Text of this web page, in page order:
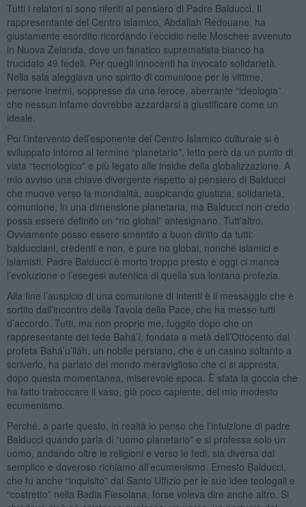
Tutti i relatori si sono riferiti al pensiero di Padre Balducci. Il
rappresentante del Centro islamico, Abdallah Redouane, ha
giustamente esordito ricordando l’eccidio nelle Moschee avvenuto
in Nuova Zelanda, dove un fanatico suprematista bianco ha
trucidato 49 fedeli. Per quegli innocenti ha invocato solidarietà.
Nella sala aleggiava uno spirito di comunione per le vittime,
persone inermi, soppresse da una feroce, aberrante “ideologia”
che nessun infame dovrebbe azzardarsi a giustificare come un
ideale.
Poi l’intervento dell’esponente del Centro Islamico culturale si è
sviluppato intorno al termine “planetario”, letto però da un punto di
vista “tecnologico” e più legato alle insidie della globalizzazione. A
mio avviso una chiave divergente rispetto al pensiero di Balducci
che muove verso la mondialità, auspicando giustizia, solidarietà,
comunione, in una dimensione planetaria, ma Balducci non credo
possa essere definito un “no global” antesignano. Tutt’altro.
Ovviamente posso essere smentito a buon diritto da tutti:
balducciani, credenti e non, e pure no global, nonché islamici e
islamisti. Padre Balducci è morto troppo presto e oggi ci manca
l’evoluzione o l’esegesi autentica di quella sua lontana profezia.
Alla fine l’auspicio di una comunione di intenti è il messaggio che è
sortito dall’incontro della Tavola della Pace, che ha messo tutti
d’accordo. Tutti, ma non proprio me, fuggito dopo che un
rappresentante del fede Bahá’í, fondata a metà dell’Ottocento dal
profeta Bahá’u’lláh, un nobile persiano, che è un casino soltanto a
scriverlo, ha parlato del mondo meraviglioso che ci si appresta,
dopo questa momentanea, miserevole epoca. È stata la goccia che
ha fatto traboccare il vaso, già poco capiente, del mio modesto
ecumenismo.
Perché, a parte questo, in realtà io penso che l’intuizione di padre
Balducci quando parla di “uomo planetario” e si professa solo un
uomo, andando oltre le religioni e verso le fedi, sia diversa dal
semplice e doveroso richiamo all’ecumenismo. Ernesto Balducci,
che fu anche “inquisito” dal Santo Uffizio per le sue idee teologali e
“costretto” nella Badia Fiesolana, forse voleva dire anche altro. Si